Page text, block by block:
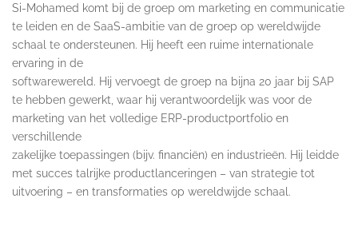
Si-Mohamed komt bij de groep om marketing en communicatie
te leiden en de SaaS-ambitie van de groep op wereldwijde
schaal te ondersteunen. Hij heeft een ruime internationale
ervaring in de
softwarewereld. Hij vervoegt de groep na bijna 20 jaar bij SAP
te hebben gewerkt, waar hij verantwoordelijk was voor de
marketing van het volledige ERP-productportfolio en
verschillende
zakelijke toepassingen (bijv. financiën) en industrieën. Hij leidde
met succes talrijke productlanceringen – van strategie tot
uitvoering – en transformaties op wereldwijde schaal.